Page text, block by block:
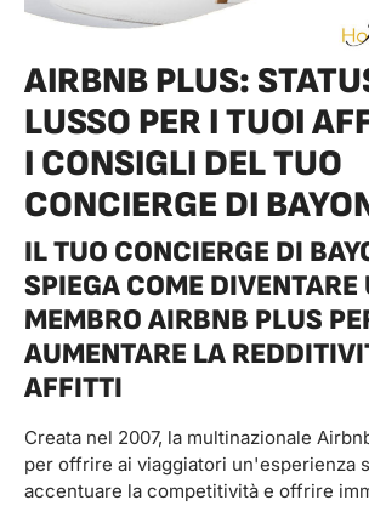
AIRBNB PLUS:
LUSSO PER I TUOI
I CONSIGLI DEL TUO
CONCIERGE DI
IL TUO CONCIERGE DI
SPIEGA COME DIVENTARE
MEMBRO AIRBNB PLUS
AUMENTARE LA
AFFITTI
Creata nel 2007, la multinazionale
per offrire ai viaggiatori un'esperienza
accentuare la competitività e offrire